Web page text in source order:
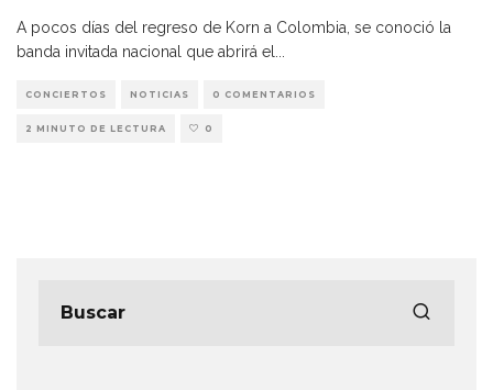
A pocos días del regreso de Korn a Colombia, se conoció la
banda invitada nacional que abrirá el
CONCIERTOS NOTICIAS 0 COMENTARIOS
2 MINUTO DE LECTURA 0